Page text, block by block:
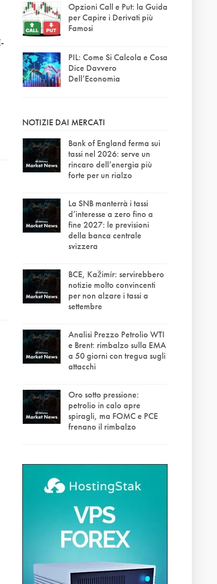
Opzioni Call e Put: la Guida
per Capire i Derivati più
Famosi
PIL: Come Si Calcola e Cosa
Dice Davvero
Dell’Economia
NOTIZIE DAI MERCATI
Bank of England ferma sui
tassi nel 2026: serve un
rincaro dell’energia più
forte per un rialzo
La SNB manterrà i tassi
d’interesse a zero fino a
fine 2027: le previsioni
della banca centrale
svizzera
BCE, Kažimír: servirebbero
notizie molto convincenti
per non alzare i tassi a
settembre
Analisi Prezzo Petrolio WTI
e Brent: rimbalzo sulla EMA
a 50 giorni con tregua sugli
attacchi
Oro sotto pressione:
petrolio in calo apre
spiragli, ma FOMC e PCE
frenano il rimbalzo